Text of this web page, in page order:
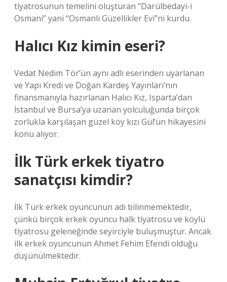
tiyatrosunun temelini oluşturan “Darülbedayi-i
Osmani” yani “Osmanlı Güzellikler Evi”ni kurdu.
Halıcı Kız kimin eseri?
Vedat Nedim Tör’ün aynı adlı eserinden uyarlanan
ve Yapı Kredi ve Doğan Kardeş Yayınları’nın
finansmanıyla hazırlanan Halıcı Kız, Isparta’dan
İstanbul ve Bursa’ya uzanan yolculuğunda birçok
zorlukla karşılaşan güzel köy kızı Gül’ün hikayesini
konu alıyor.
İlk Türk erkek tiyatro
sanatçısı kimdir?
İlk Türk erkek oyuncunun adı bilinmemektedir,
çünkü birçok erkek oyuncu halk tiyatrosu ve köylü
tiyatrosu geleneğinde seyirciyle buluşmuştur. Ancak
ilk erkek oyuncunun Ahmet Fehim Efendi olduğu
düşünülmektedir.